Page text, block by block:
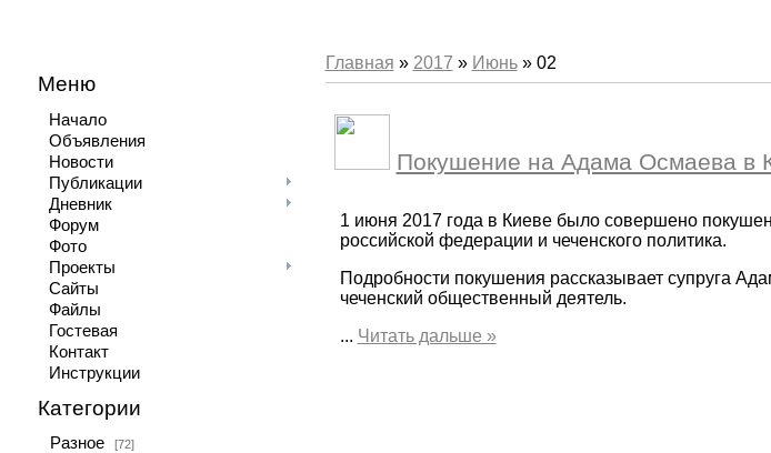
Меню
Начало
Объявления
Новости
Публикации
Дневник
Форум
Фото
Проекты
Сайты
Файлы
Гостевая
Контакт
Инструкции
Категории
Разное [72]
Главная » 2017 » Июнь » 02
Покушение на Адама Осмаева в
1 июня 2017 года в Киеве было совершено
российской федерации и чеченского политика.
Подробности покушения рассказывает супруга
чеченский общественный деятель.
... Читать дальше »